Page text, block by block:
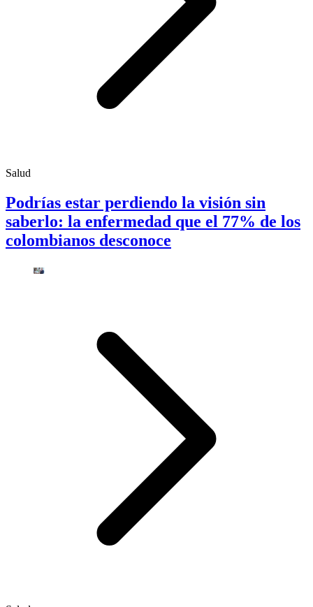
Salud
Podrías estar perdiendo la visión sin
saberlo: la enfermedad que el 77% de los
colombianos desconoce